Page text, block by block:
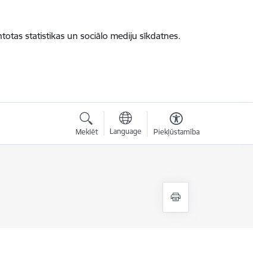
statistikas un sociālo mediju sīkdatnes.
Meklēt Language Piekļūstamība